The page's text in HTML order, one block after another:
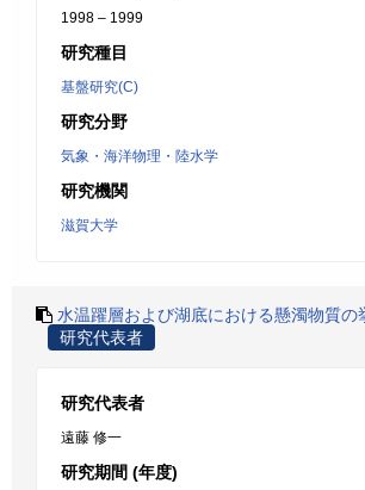
1998 – 1999
研究種目
基盤研究(C)
研究分野
気象・海洋物理・陸水学
研究機関
滋賀大学
水温躍層および湖底における懸濁物質の
研究代表者
研究代表者
遠藤 修一
研究期間 (年度)